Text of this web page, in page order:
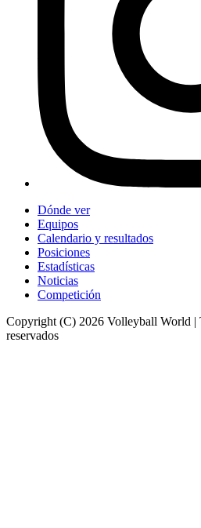
Dónde ver
Equipos
Calendario y resultados
Posiciones
Estadísticas
Noticias
Competición
Copyright (C) 2026 Volleyball World |
reservados